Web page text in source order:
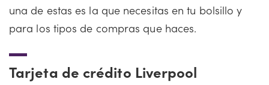
una de estas es la que necesitas en tu bolsillo y
para los tipos de compras que haces.
Tarjeta de crédito Liverpool